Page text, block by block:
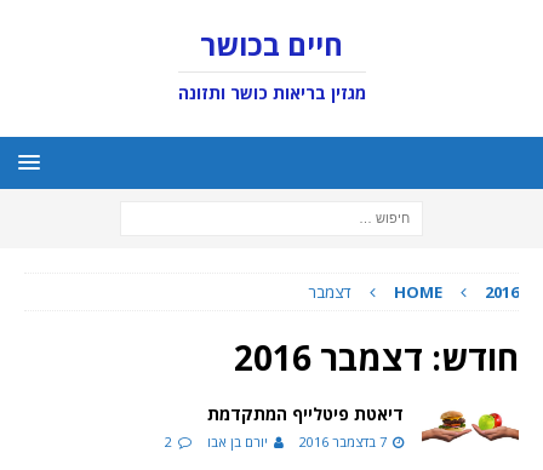
חיים בכושר
מגזין בריאות כושר ותזונה
HOME 2016 דצמבר
חודש: דצמבר 2016
דיאטת פיטלייף המתקדמת
7 בדצמבר 2016 יורם בן אבו 2